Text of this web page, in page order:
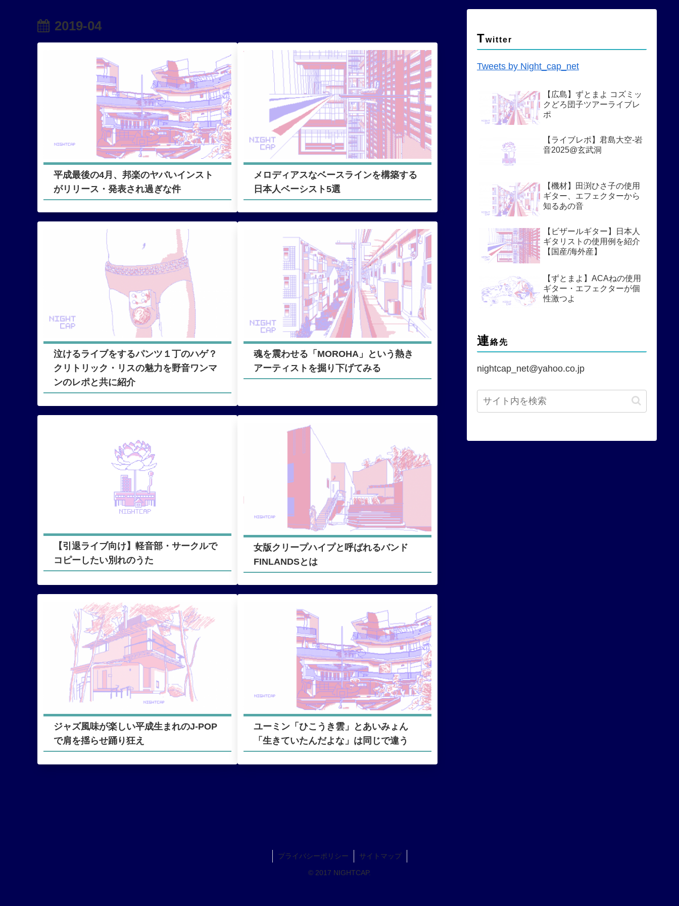
2019-04
平成最後の4月、邦楽のヤバいインスト
がリリース・発表され過ぎな件
メロディアスなベースラインを構築する
日本人ベーシスト5選
泣けるライブをするパンツ１丁のハゲ？
クリトリック・リスの魅力を野音ワンマ
ンのレポと共に紹介
魂を震わせる「MOROHA」という熱き
アーティストを掘り下げてみる
【引退ライブ向け】軽音部・サークルで
コピーしたい別れのうた
女版クリープハイプと呼ばれるバンド
FINLANDSとは
ジャズ風味が楽しい平成生まれのJ-POP
で肩を揺らせ踊り狂え
ユーミン「ひこうき雲」とあいみょん
「生きていたんだよな」は同じで違う
Twitter
Tweets by Night_cap_net
【広島】ずとまよ コズミッ
クどろ団子ツアーライブレ
ポ
【ライブレポ】君島大空-岩
音2025@玄武洞
【機材】田渕ひさ子の使用
ギター、エフェクターから
知るあの音
【ビザールギター】日本人
ギタリストの使用例を紹介
【国産/海外産】
【ずとまよ】ACAねの使用
ギター・エフェクターが個
性激つよ
連絡先
nightcap_net@yahoo.co.jp
プライバシーポリシー サイトマップ
© 2017 NIGHTCAP.